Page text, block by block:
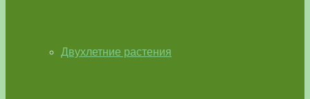
Двухлетние растения